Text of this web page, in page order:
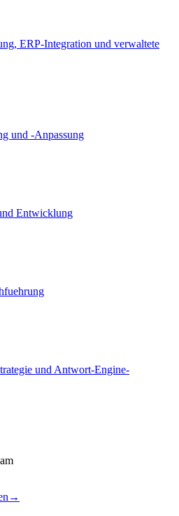
ERP-Integration und verwaltete
und -Anpassung
Entwicklung
und Antwort-Engine-
→